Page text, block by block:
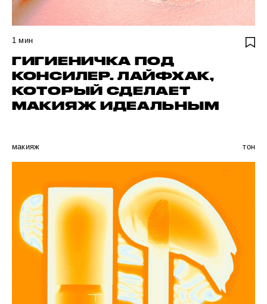
1 мин
ГИГИЕНИЧКА ПОД
КОНСИЛЕР. ЛАЙФХАК,
КОТОРЫЙ СДЕЛАЕТ
МАКИЯЖ ИДЕАЛЬНЫМ
макияж тон